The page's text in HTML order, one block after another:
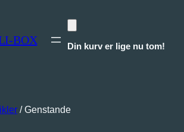
BOX Din kurv er lige nu tom!
/ Genstande